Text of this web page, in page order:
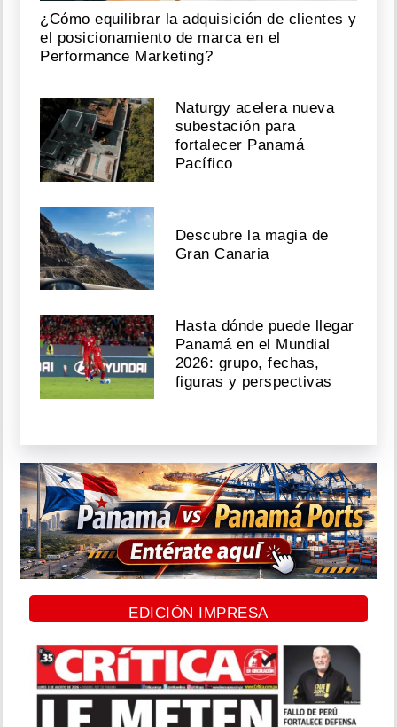
¿Cómo equilibrar la adquisición de clientes y
el posicionamiento de marca en el
Performance Marketing?
Naturgy acelera nueva
subestación para
fortalecer Panamá
Pacífico
Descubre la magia de
Gran Canaria
Hasta dónde puede llegar
Panamá en el Mundial
2026: grupo, fechas,
figuras y perspectivas
EDICIÓN IMPRESA